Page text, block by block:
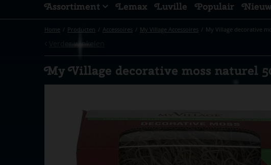
Home Producten Accessoires My Village Accessoires My Village decorative
Assortiment Lemax Luville Populair
Verder winkelen
My Village decorative moss naturel